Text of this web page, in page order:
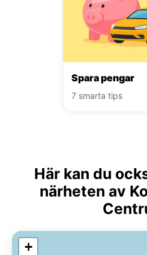
Spara pengar
7 smarta tips
Här kan du
närheten av
+